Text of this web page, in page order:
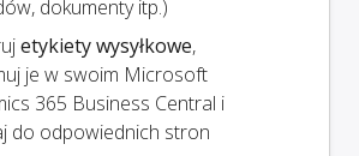
dokumenty itp.)
etykiety wysyłkowe,
je w swoim Microsoft
365 Business Central i
do odpowiednich stron